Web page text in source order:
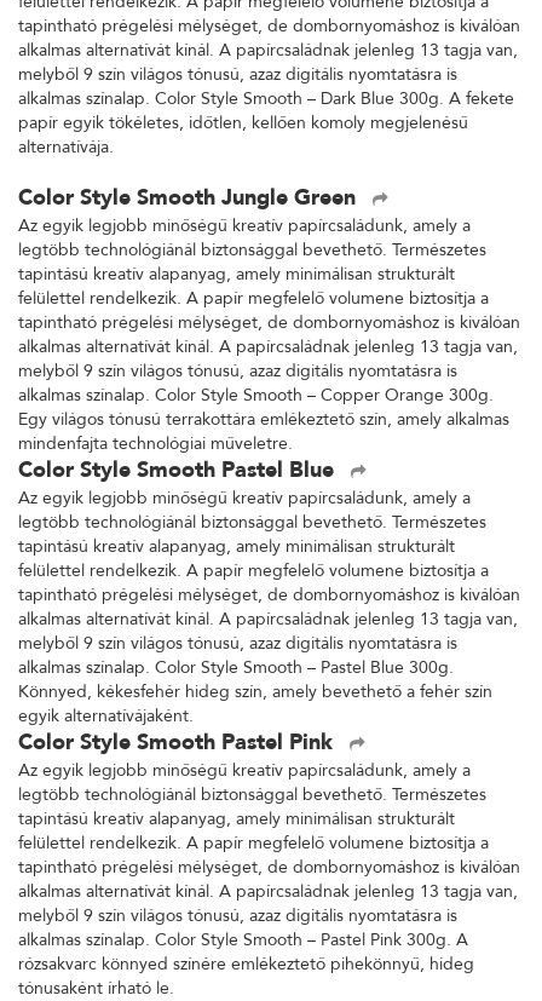
tapintható prégelési mélységet, de dombornyomáshoz is kiválóan
alkalmas alternatívát kínál. A papírcsaládnak jelenleg 13 tagja van,
melyből 9 szín világos tónusú, azaz digitális nyomtatásra is
alkalmas színalap. Color Style Smooth – Dark Blue 300g. A fekete
papír egyik tökéletes, időtlen, kellően komoly megjelenésű
alternatívája.
Color Style Smooth Jungle Green
Az egyik legjobb minőségű kreatív papírcsaládunk, amely a
legtöbb technológiánál biztonsággal bevethető. Természetes
tapintású kreatív alapanyag, amely minimálisan strukturált
felülettel rendelkezik. A papír megfelelő volumene biztosítja a
tapintható prégelési mélységet, de dombornyomáshoz is kiválóan
alkalmas alternatívát kínál. A papírcsaládnak jelenleg 13 tagja van,
melyből 9 szín világos tónusú, azaz digitális nyomtatásra is
alkalmas színalap. Color Style Smooth – Copper Orange 300g.
Egy világos tónusú terrakottára emlékeztető szín, amely alkalmas
mindenfajta technológiai műveletre.
Color Style Smooth Pastel Blue
Az egyik legjobb minőségű kreatív papírcsaládunk, amely a
legtöbb technológiánál biztonsággal bevethető. Természetes
tapintású kreatív alapanyag, amely minimálisan strukturált
felülettel rendelkezik. A papír megfelelő volumene biztosítja a
tapintható prégelési mélységet, de dombornyomáshoz is kiválóan
alkalmas alternatívát kínál. A papírcsaládnak jelenleg 13 tagja van,
melyből 9 szín világos tónusú, azaz digitális nyomtatásra is
alkalmas színalap. Color Style Smooth – Pastel Blue 300g.
Könnyed, kékesfehér hideg szín, amely bevethető a fehér szín
egyik alternatívájaként.
Color Style Smooth Pastel Pink
Az egyik legjobb minőségű kreatív papírcsaládunk, amely a
legtöbb technológiánál biztonsággal bevethető. Természetes
tapintású kreatív alapanyag, amely minimálisan strukturált
felülettel rendelkezik. A papír megfelelő volumene biztosítja a
tapintható prégelési mélységet, de dombornyomáshoz is kiválóan
alkalmas alternatívát kínál. A papírcsaládnak jelenleg 13 tagja van,
melyből 9 szín világos tónusú, azaz digitális nyomtatásra is
alkalmas színalap. Color Style Smooth – Pastel Pink 300g. A
rózsakvarc könnyed színére emlékeztető pihekönnyű, hideg
tónusaként írható le.